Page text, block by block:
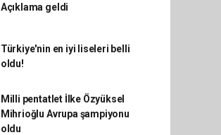
Açıklama geldi
Türkiye'nin en iyi liseleri belli
oldu!
Milli pentatlet İlke Özyüksel
Mihrioğlu Avrupa şampiyonu
oldu